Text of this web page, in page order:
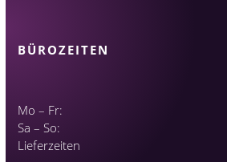
BÜROZEITEN
Mo – Fr:
Sa – So:
Lieferzeiten